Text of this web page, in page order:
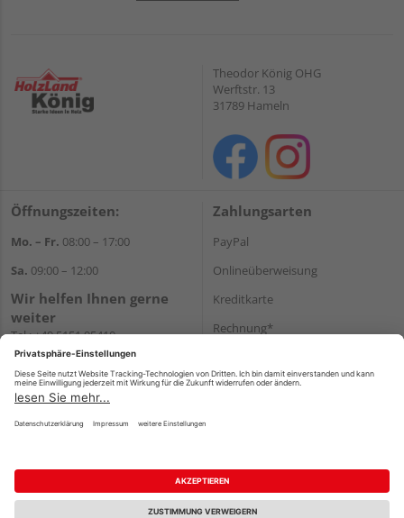
Theodor König OHG
Werftstr. 13
31789 Hameln
Öffnungszeiten:
Mo. – Fr. 08:00 – 17:00
Sa. 09:00 – 12:00
Wir helfen Ihnen gerne
weiter
Tel.:+49 5151 95410
E-Mail:shop@holzland-koenig.de
Zahlungsarten
PayPal
Onlineüberweisung
Kreditkarte
Rechnung*
Versand
Impressum AGB Widerruf
Datenschutz
Reservierungsbedingungen
Vertrag widerrufen